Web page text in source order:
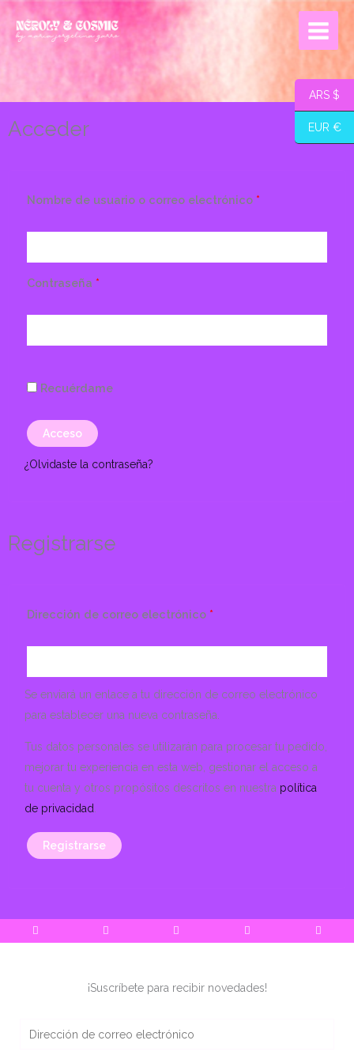
Acceder
Nombre de usuario o correo electrónico *
Obligatorio
Contraseña *
Recuérdame
Acceso
¿Olvidaste la contraseña?
Registrarse
Dirección de correo electrónico *
Se enviará un enlace a tu dirección de correo electrónico
para establecer una nueva contraseña.
Tus datos personales se utilizarán para procesar tu pedido,
mejorar tu experiencia en esta web, gestionar el acceso a
tu cuenta y otros propósitos descritos en nuestra política
de privacidad
Registrarse
¡Suscríbete para recibir novedades!
ARS $
EUR €